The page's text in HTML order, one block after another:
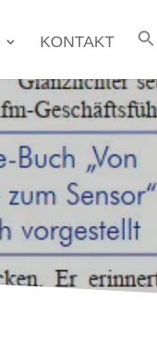
KONTAKT